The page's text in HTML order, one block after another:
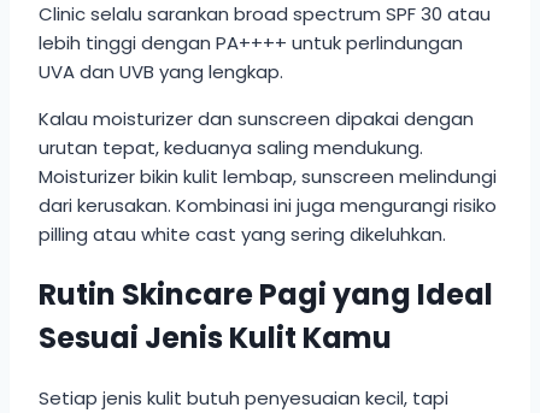
Clinic selalu sarankan broad spectrum SPF 30 atau
lebih tinggi dengan PA++++ untuk perlindungan
UVA dan UVB yang lengkap.
Kalau moisturizer dan sunscreen dipakai dengan
urutan tepat, keduanya saling mendukung.
Moisturizer bikin kulit lembap, sunscreen melindungi
dari kerusakan. Kombinasi ini juga mengurangi risiko
pilling atau white cast yang sering dikeluhkan.
Rutin Skincare Pagi yang Ideal
Sesuai Jenis Kulit Kamu
Setiap jenis kulit butuh penyesuaian kecil, tapi